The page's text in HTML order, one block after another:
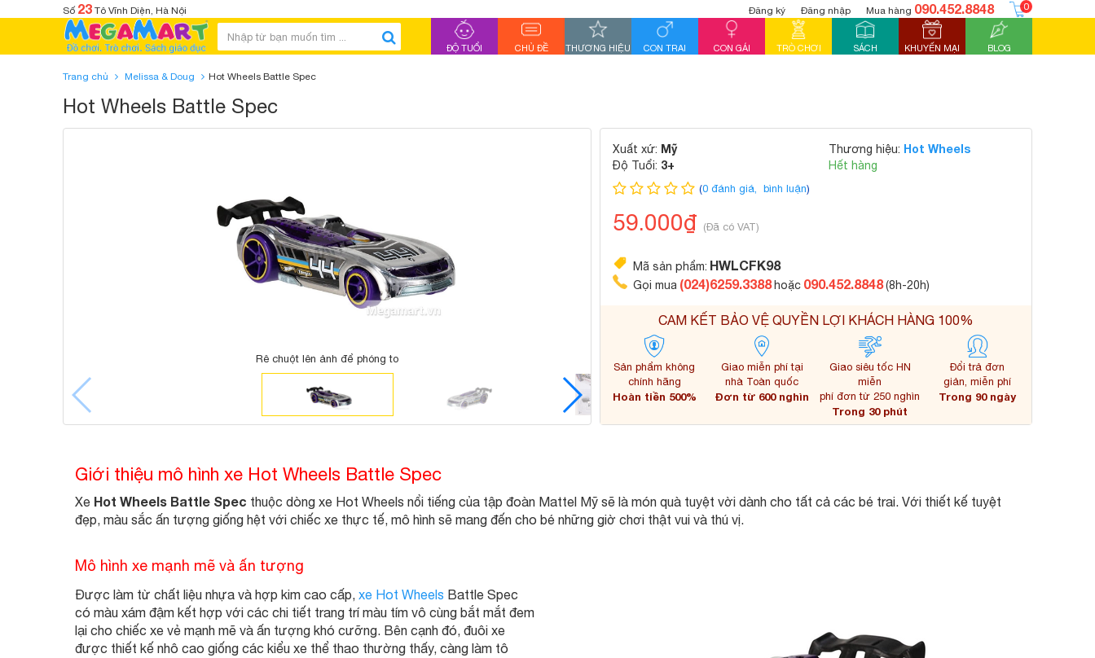
Số 23 Tô Vĩnh Diện, Hà Nội Đăng ký Đăng nhập Mua hàng 090.452.8848 0
ĐỘ TUỔI CHỦ ĐỀ THƯƠNG HIỆU CON TRAI CON GÁI TRÒ CHƠI SÁCH KHUYẾN MẠI BLOG
Trang chủ Melissa & Doug Hot Wheels Battle Spec
Hot Wheels Battle Spec
Rê chuột lên ảnh để phóng to
Xuất xứ: Mỹ
Độ Tuổi: 3+
Thương hiệu: Hot Wheels
Hết hàng
(0 đánh giá, bình luận)
59.000₫ (Đã có VAT)
CAM KẾT BẢO VỆ QUYỀN LỢI KHÁCH HÀNG 100%
Sản phẩm không
chính hãng
Hoàn tiền 500%
Giao miễn phí tại
nhà Toàn quốc
Đơn từ 600 nghìn
Giao siêu tốc HN
miễn
phí đơn từ 250 nghìn
Trong 30 phút
Đổi trả đơn
giản, miễn phí
Trong 90 ngày
Mã sản phẩm: HWLCFK98
Gọi mua (024)6259.3388 hoặc 090.452.8848(8h-20h)
Giới thiệu mô hình xe Hot Wheels Battle Spec
Xe Hot Wheels Battle Spec thuộc dòng xe Hot Wheels nổi tiếng của tập đoàn Mattel Mỹ sẽ là món quà tuyệt vời dành cho tất cả các bé trai. Với thiết kế tuyệt
đẹp, màu sắc ấn tượng giống hệt với chiếc xe thực tế, mô hình sẽ mang đến cho bé những giờ chơi thật vui và thú vị.
Mô hình xe mạnh mẽ và ấn tượng
Được làm từ chất liệu nhựa và hợp kim cao cấp, xe Hot Wheels Battle Spec
có màu xám đậm kết hợp với các chi tiết trang trí màu tím vô cùng bắt mắt đem
lại cho chiếc xe vẻ mạnh mẽ và ấn tượng khó cưỡng. Bên cạnh đó, đuôi xe
được thiết kế nhô cao giống các kiểu xe thể thao thường thấy, càng làm tô